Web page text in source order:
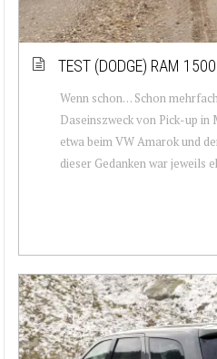
TEST (DODGE) RAM 1500
Wenn schon… Schon
Daseinszweck von Pick-up
etwa beim VW Amarok und
dieser Gedanken war jeweils